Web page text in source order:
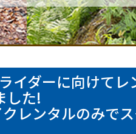
イダーに向けて
した!
レンタルのみで